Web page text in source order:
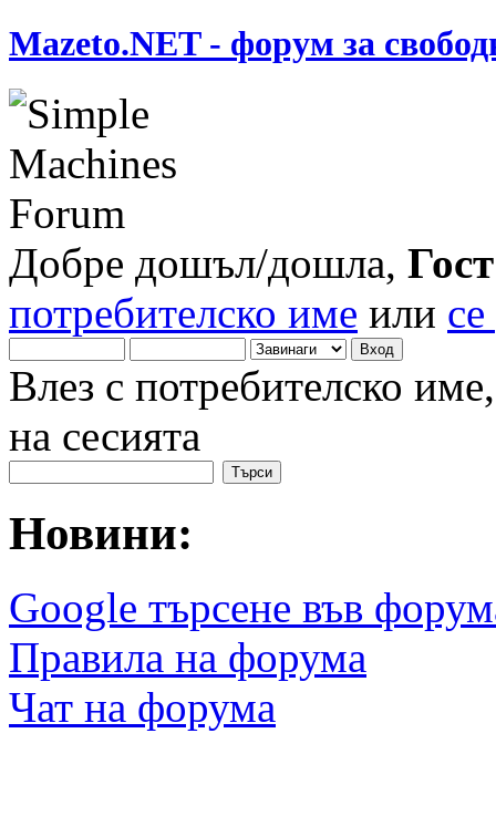
Mazeto.NET - форум за
Добре дошъл/дошла, Гост
потребителско име или
Влез с потребителско
на сесията
Новини:
Google търсене във
Правила на форума
Чат на форума